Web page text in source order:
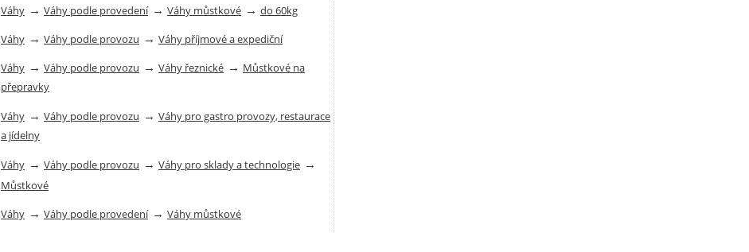
Váhy → Váhy podle provedení → Váhy můstkové → do 60kg
Váhy → Váhy podle provozu → Váhy příjmové a expediční
Váhy → Váhy podle provozu → Váhy řeznické → Můstkové na
přepravky
Váhy → Váhy podle provozu → Váhy pro gastro provozy, restaurace
a jídelny
Váhy → Váhy podle provozu → Váhy pro sklady a technologie →
Můstkové
Váhy → Váhy podle provedení → Váhy můstkové